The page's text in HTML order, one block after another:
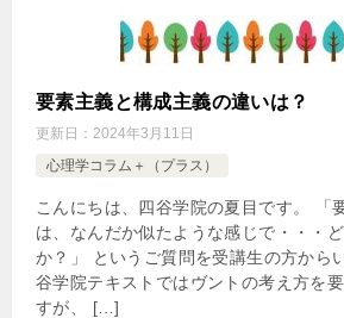
要素主義と構成主義の違いは？
更新日： 2024年3月11日
心理学コラム＋（プラス）
こんにちは、四谷学院の夏目です。 「
は、なんだか似たような感じで・・・
か？」 というご質問を受講生の方から
谷学院テキストではヴントの考え方を
すが、 […]